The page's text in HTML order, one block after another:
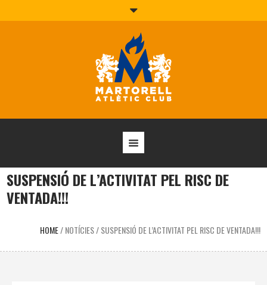
SUSPENSIÓ DE L’ACTIVITAT PEL RISC DE
VENTADA!!!
HOME/NOTÍCIES/SUSPENSIÓ DE L’ACTIVITAT PEL RISC DE VENTADA!!!